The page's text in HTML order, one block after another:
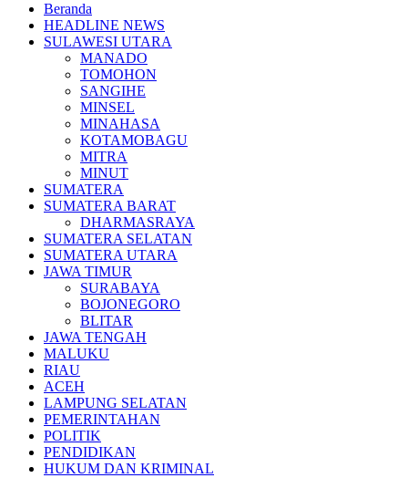
Beranda
HEADLINE NEWS
SULAWESI UTARA
MANADO
TOMOHON
SANGIHE
MINSEL
MINAHASA
KOTAMOBAGU
MITRA
MINUT
SUMATERA
SUMATERA BARAT
DHARMASRAYA
SUMATERA SELATAN
SUMATERA UTARA
JAWA TIMUR
SURABAYA
BOJONEGORO
BLITAR
JAWA TENGAH
MALUKU
RIAU
ACEH
LAMPUNG SELATAN
PEMERINTAHAN
POLITIK
PENDIDIKAN
HUKUM DAN KRIMINAL